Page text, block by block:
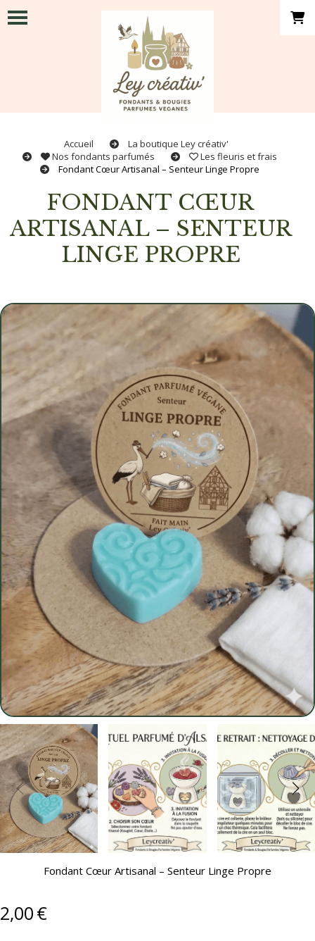
Accueil
La boutique Ley créativ'
Nos fondants parfumés
Les fleuris et frais
Fondant Cœur Artisanal – Senteur Linge Propre
FONDANT CŒUR
ARTISANAL – SENTEUR
LINGE PROPRE
Fondant Cœur Artisanal – Senteur Linge Propre
2,00€